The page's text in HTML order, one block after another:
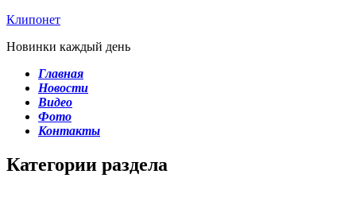
Клипонет
Новинки каждый день
Главная
Новости
Видео
Фото
Контакты
Категории раздела